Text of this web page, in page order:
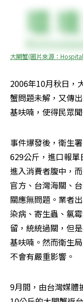
大閘蟹(圖片來源：
2006年10月秋日，
蟹問題未解，又傳
基呋喃，使得民眾
事件爆發後，衛生
629公斤，進口報單
進入消費者腹中，
官方、台灣海關、
關應無問題。業者
染病、寄生蟲、氯
留，統統過關，但
基呋喃。然而衛生
不會有嚴重影響。
9月間，由台灣媒體